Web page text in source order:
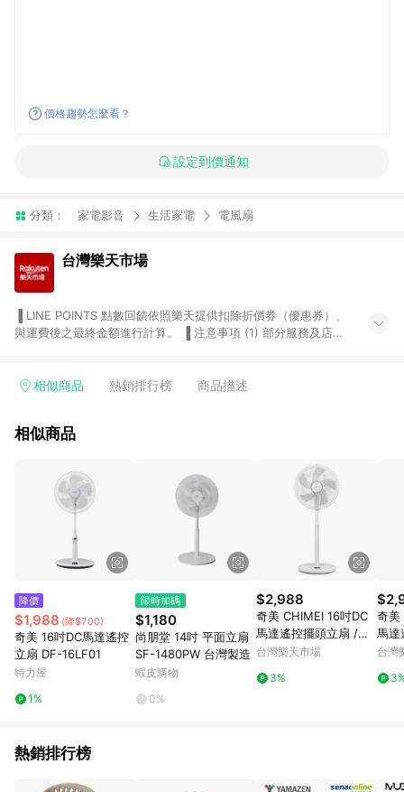
價格趨勢怎麼看？
設定到價通知
分類： 家電影音 生活家電 電風扇
台灣樂天市場
與運費後之最終金額進行計算。 ▐ 注意事項 (1) 部分服務及店家
Smart mobile、神腦生活、JS巨盛、樂天KOBO電子書，請詳閱
台灣樂天市場，並在同一瀏覽器於24小時內結帳，才享有 LINE
市場 45 天內完成訂單出貨及結帳，則不符合贈點資格。 (4) 如
使用APP、或中途瀏覽比價網、回饋網、Google等其他網頁、或
由網頁版(電腦版/手機版網頁)切換為App都將會造成追蹤中斷而
平台，商品資料更新會有時間差，如顯示之商品規格、顏色、價
位、贈品與台灣樂天市場銷售網頁不符，以銷售網頁標示為準。
(6) 導購訂單已逾 365 天，根據台灣樂天回饋規定，逾期訂單將
點數回饋或點數回饋有爭議，台灣樂天市場保有更改條款與法律
追訴之權利，活動詳情以樂天市場網站公告為準。
相似商品 熱銷排行榜 商品描述
相似商品
降價
$1,988 (降$700)
奇美 16吋DC馬達遙控
立扇 DF-16LF01
特力屋
1%
限時加碼
$1,180
尚朋堂 14吋 平面立扇
SF-1480PW 台灣製造
蝦皮購物
0%
$2,988
奇美 CHIMEI 16吋DC
馬達遙控擺頭立扇 /台
DF-16P801
台灣樂天市場
3%
奇美
馬
DF-
最
台灣
熱銷排行榜